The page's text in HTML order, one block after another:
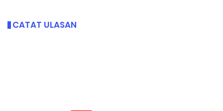
CATAT ULASAN